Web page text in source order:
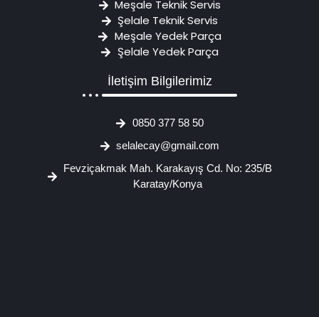
Meşale Teknik Servis
Şelale Teknik Servis
Meşale Yedek Parça
Şelale Yedek Parça
İletişim Bilgilerimiz
0850 377 58 50
selalecay@gmail.com
Fevziçakmak Mah. Karakayış Cd. No: 235/B
Karatay/Konya